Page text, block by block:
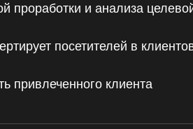
проработки и анализа
посетителей в
привлеченного клиента